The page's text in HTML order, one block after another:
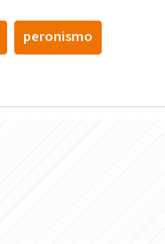
peronismo